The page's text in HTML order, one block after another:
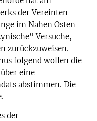
der Vereinten
im Nahen Osten
Versuche,
zurückzuweisen.
folgend wollen die
eine
abstimmen. Die
der